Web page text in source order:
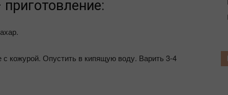
кожурой. Опустить в кипящую воду. Варить 3-4